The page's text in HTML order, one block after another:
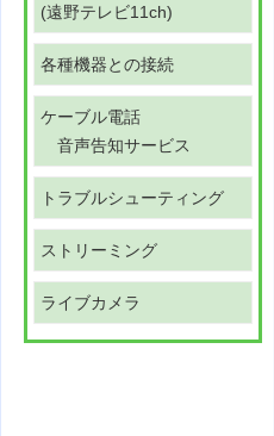
(遠野テレビ11ch)
各種機器との接続
ケーブル電話
音声告知サービス
トラブルシューティング
ストリーミング
ライブカメラ